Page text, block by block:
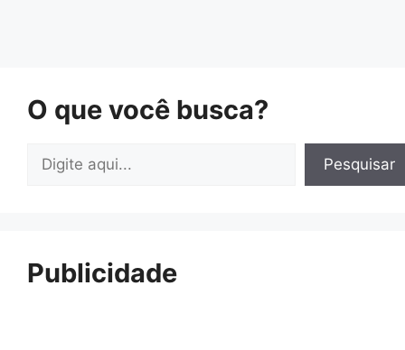
O que você busca?
Pesquisar
Pesquisar
Publicidade